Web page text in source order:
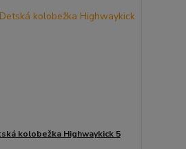
kolobežka Highwaykick 5